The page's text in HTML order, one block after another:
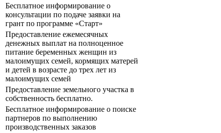
Бесплатное информирование о
консультации по подаче заявки на
грант по программе «Старт»
Предоставление ежемесячных
денежных выплат на полноценное
питание беременных женщин из
малоимущих семей, кормящих матерей
и детей в возрасте до трех лет из
малоимущих семей
Предоставление земельного участка в
собственность бесплатно.
Бесплатное информирование о поиске
партнеров по выполнению
производственных заказов